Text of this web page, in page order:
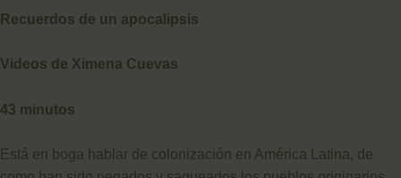
Recuerdos de un apocalipsis
Videos de Ximena Cuevas
43 minutos
Está en boga hablar de colonización en América Latina, de